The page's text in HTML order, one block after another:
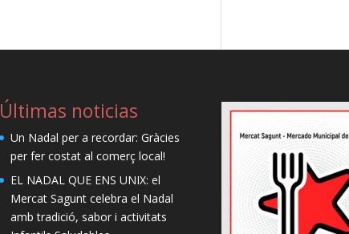
Últimas noticias
Un Nadal per a recordar: Gràcies
per fer costat al comerç local!
EL NADAL QUE ENS UNIX: el
Mercat Sagunt celebra el Nadal
amb tradició, sabor i activitats